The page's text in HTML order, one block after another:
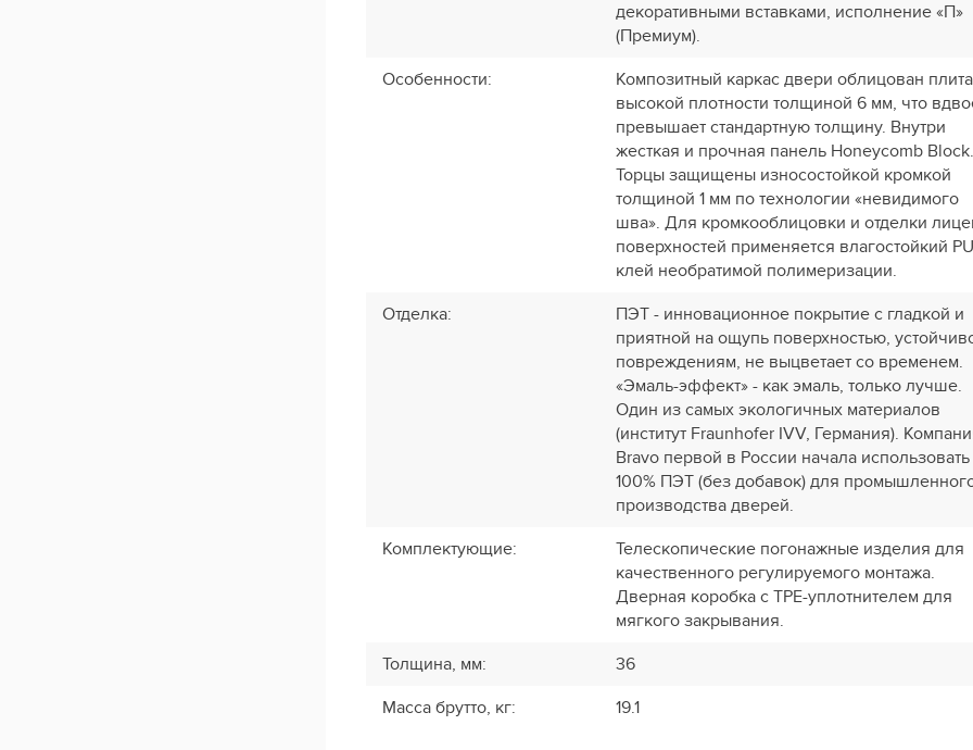
декоративными вставками, исполнение «П»
(Премиум).
Особенности:
Композитный каркас двери облицован
высокой плотности толщиной 6 мм, что
превышает стандартную толщину. Внутри
жесткая и прочная панель Honeycomb Block.
Торцы защищены износостойкой кромкой
толщиной 1 мм по технологии «невидимого
шва». Для кромкооблицовки и отделки
поверхностей применяется влагостойкий
клей необратимой полимеризации.
Отделка:
ПЭТ - инновационное покрытие c гладкой и
приятной на ощупь поверхностью,
повреждениям, не выцветает со временем.
«Эмаль-эффект» - как эмаль, только лучше.
Один из самых экологичных материалов
(институт Fraunhofer IVV, Германия).
Bravo первой в России начала использовать
100% ПЭТ (без добавок) для
производства дверей.
Комплектующие:
Телескопические погонажные изделия для
качественного регулируемого монтажа.
Дверная коробка с TPE-уплотнителем для
мягкого закрывания.
Толщина, мм:
36
Масса брутто, кг: 19.1